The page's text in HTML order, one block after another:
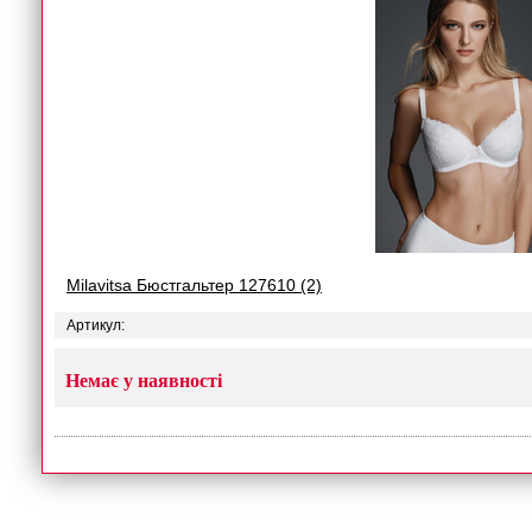
Milavitsa Бюстгальтер 127610 (2)
Артикул:
Немає у наявності